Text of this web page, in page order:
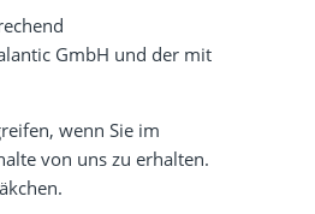
GmbH und der mit
wenn Sie im
von uns zu erhalten.